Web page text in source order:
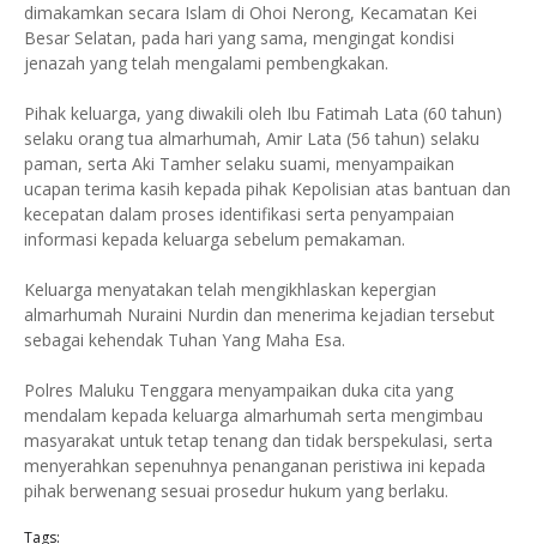
dimakamkan secara Islam di Ohoi Nerong, Kecamatan Kei
Besar Selatan, pada hari yang sama, mengingat kondisi
jenazah yang telah mengalami pembengkakan.
Pihak keluarga, yang diwakili oleh Ibu Fatimah Lata (60 tahun)
selaku orang tua almarhumah, Amir Lata (56 tahun) selaku
paman, serta Aki Tamher selaku suami, menyampaikan
ucapan terima kasih kepada pihak Kepolisian atas bantuan dan
kecepatan dalam proses identifikasi serta penyampaian
informasi kepada keluarga sebelum pemakaman.
Keluarga menyatakan telah mengikhlaskan kepergian
almarhumah Nuraini Nurdin dan menerima kejadian tersebut
sebagai kehendak Tuhan Yang Maha Esa.
Polres Maluku Tenggara menyampaikan duka cita yang
mendalam kepada keluarga almarhumah serta mengimbau
masyarakat untuk tetap tenang dan tidak berspekulasi, serta
menyerahkan sepenuhnya penanganan peristiwa ini kepada
pihak berwenang sesuai prosedur hukum yang berlaku.
Tags: